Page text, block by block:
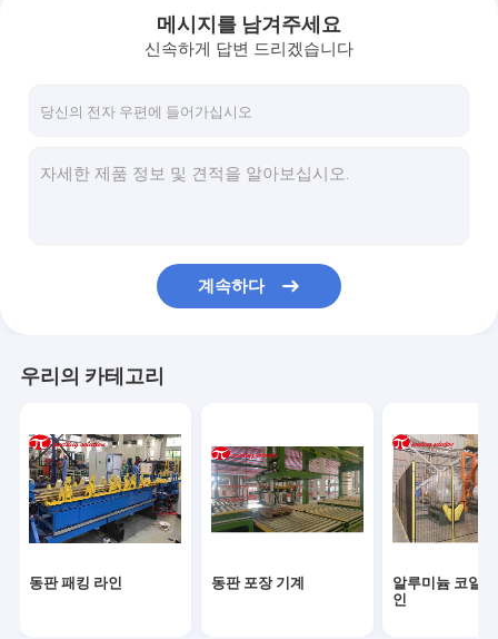
알루미늄 코일 패킹 라인
알루미늄 코일 포장 기계
스틸 튜브 곤포기
타이어 포장기
코일 틸터
수평선상 포장 기계
팔레트 래퍼
메시지를 남겨주세요
신속하게 답변 드리겠습니다
계속하다
우리의 카테고리
동판 패킹 라인 동판 포장 기계
알루미늄 코일
인